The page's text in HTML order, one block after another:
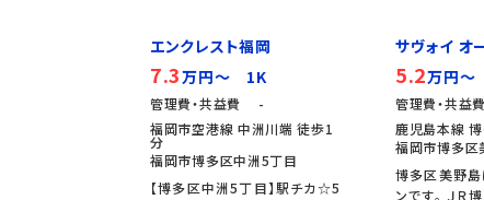
エンクレスト福岡
7.3万円～ 1K
管理費・共益費 -
福岡市空港線 中洲川端 徒歩1
分
福岡市博多区中洲5丁目
【博多区中洲5丁目】駅チカ☆5
サヴォイ オ
5.2万円
管理費・共益
鹿児島本線
福岡市博多区
博多区美野島
ンです。 ＪＲ